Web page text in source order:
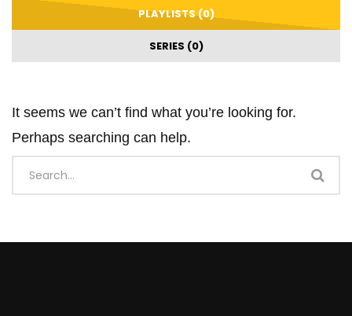
PLAYLISTS (0)
SERIES (0)
It seems we can’t find what you’re looking for.
Perhaps searching can help.